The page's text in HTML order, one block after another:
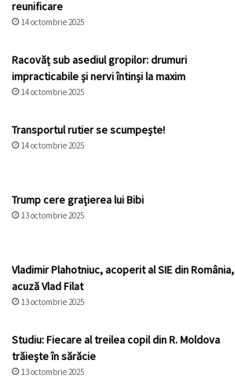
reunificare
14 octombrie 2025
Racovăț sub asediul gropilor: drumuri
impracticabile și nervi întinși la maxim
14 octombrie 2025
Transportul rutier se scumpește!
14 octombrie 2025
Trump cere grațierea lui Bibi
13 octombrie 2025
Vladimir Plahotniuc, acoperit al SIE din România,
acuză Vlad Filat
13 octombrie 2025
Studiu: Fiecare al treilea copil din R. Moldova
trăiește în sărăcie
13 octombrie 2025